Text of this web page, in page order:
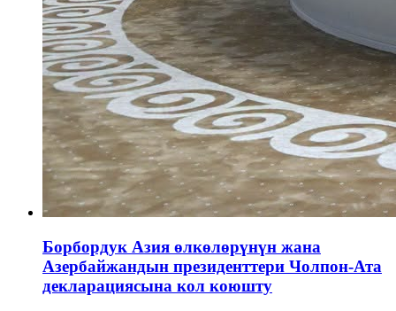
Борбордук Азия өлкөлөрүнүн жана
Азербайжандын президенттери Чолпон-Ата
декларациясына кол коюшту